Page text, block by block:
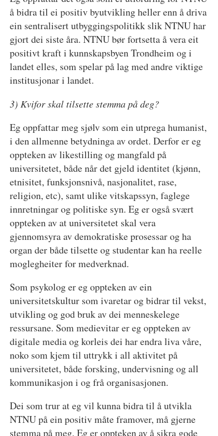
å bidra til ei positiv byutvikling heller enn å driva
ein sentralisert utbyggingspolitikk slik NTNU har
gjort dei siste åra. NTNU bør fortsetta å vera eit
positivt kraft i kunnskapsbyen Trondheim og i
landet elles, som spelar på lag med andre viktige
institusjonar i landet.
3) Kvifor skal tilsette stemma på deg?
Eg oppfattar meg sjølv som ein utprega humanist,
i den allmenne betydninga av ordet. Derfor er eg
oppteken av likestilling og mangfald på
universitetet, både når det gjeld identitet (kjønn,
etnisitet, funksjonsnivå, nasjonalitet, rase,
religion, etc), samt ulike vitskapssyn, faglege
innretningar og politiske syn. Eg er også svært
oppteken av at universitetet skal vera
gjennomsyra av demokratiske prosessar og ha
organ der både tilsette og studentar kan ha reelle
moglegheiter for medverknad.
Som psykolog er eg oppteken av ein
universitetskultur som ivaretar og bidrar til vekst,
utvikling og god bruk av dei menneskelege
ressursane. Som medievitar er eg oppteken av
digitale media og korleis dei har endra liva våre,
noko som kjem til uttrykk i all aktivitet på
universitetet, både forsking, undervisning og all
kommunikasjon i og frå organisasjonen.
Dei som trur at eg vil kunna bidra til å utvikla
NTNU på ein positiv måte framover, må gjerne
stemma på meg. Eg er oppteken av å sikra gode